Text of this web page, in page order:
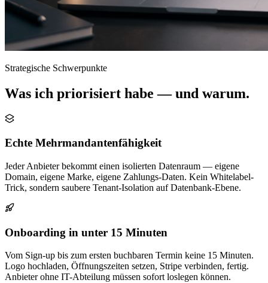
Strategische Schwerpunkte
Was ich priorisiert habe — und warum.
Echte Mehrmandantenfähigkeit
Jeder Anbieter bekommt einen isolierten Datenraum — eigene
Domain, eigene Marke, eigene Zahlungs-Daten. Kein Whitelabel-
Trick, sondern saubere Tenant-Isolation auf Datenbank-Ebene.
Onboarding in unter 15 Minuten
Vom Sign-up bis zum ersten buchbaren Termin keine 15 Minuten.
Logo hochladen, Öffnungszeiten setzen, Stripe verbinden, fertig.
Anbieter ohne IT-Abteilung müssen sofort loslegen können.